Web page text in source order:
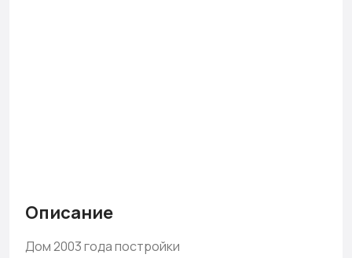
Описание
Дом 2003 года постройки